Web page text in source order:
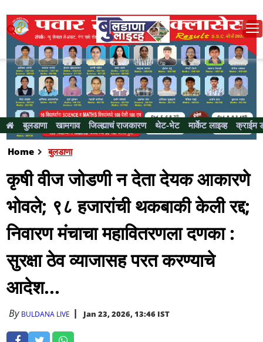
बुलडाणा खामगाव जिल्ह्याचं राजकारण थेट-भेट मार्केट लाइव्ह क्राईम
Home बुलडाणा
कृषी वीज जोडणी न देता देयक आकारणे
भोवले; ९८ हजारांची थकबाकी केली रद्द;
निवारण मंचाचा महावितरणला दणका :
सुरक्षा ठेव व्याजासह परत करण्याचे
आदेश...
By BULDANA LIVE Jan 23, 2026, 13:46 IST